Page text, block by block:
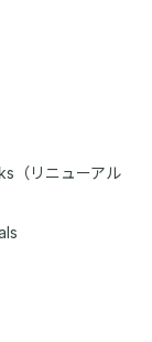
（リニューアル